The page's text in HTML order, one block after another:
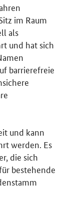
im Raum
als
und hat sich
barrierefreie
und kann
werden. Es
die sich
bestehende